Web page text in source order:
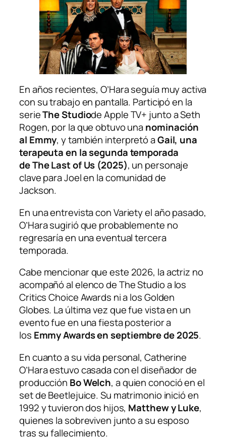
En años recientes, O’Hara seguía muy activa
con su trabajo en pantalla. Participó en la
serieThe Studiode Apple TV+ junto a Seth
Rogen, por la que obtuvo unanominación
al Emmy, y también interpretó aGail, una
terapeuta en la segunda temporada
deThe Last of Us (2025), un personaje
clave para Joel en la comunidad de
Jackson.
En una entrevista conVarietyel año pasado,
O’Hara sugirió que probablemente no
regresaría en una eventual tercera
temporada.
Cabe mencionar que este 2026, la actriz no
acompañó al elenco deThe Studioa los
Critics Choice Awards ni a los Golden
Globes. La última vez que fue vista en un
evento fue en una fiesta posterior a
los Emmy Awards en septiembre de 2025.
En cuanto a su vida personal, Catherine
O’Hara estuvo casada con el diseñador de
producción Bo Welch, a quien conoció en el
set de Beetlejuice. Su matrimonio inició en
1992 y tuvieron dos hijos, Matthew y Luke,
quienes la sobreviven junto a su esposo
tras su fallecimiento.